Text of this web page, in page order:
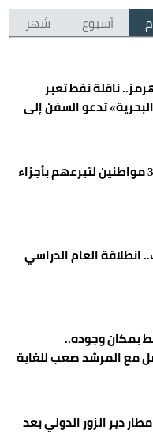
أسبوع شهر
ناقلة نفط تعبر
تدعو السفن إلى
أمير جازان يكرّم 3 مواطنين لتبرعهم بأجزاء
4 إدارات.. انطلاقة العام الدراسي
بمكان وجوده..
مع المرشد صعب للغاية
دير الزور الدولي بعد